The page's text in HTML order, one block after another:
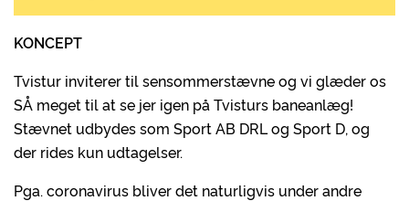
KONCEPT
Tvistur inviterer til sensommerstævne og vi glæder os
SÅ meget til at se jer igen på Tvisturs baneanlæg!
Stævnet udbydes som Sport AB DRL og Sport D, og
der rides kun udtagelser.
Pga. coronavirus bliver det naturligvis under andre